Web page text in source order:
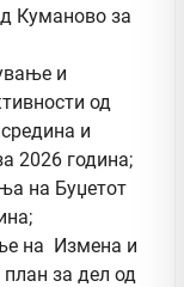
Куманово за
и
од
и
2026 година;
на Буџетот
на Измена и
за дел од